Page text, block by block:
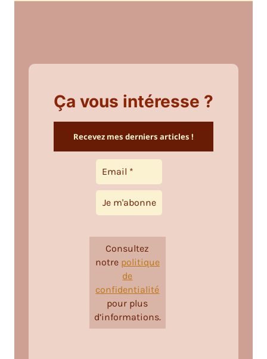
Ça vous intéresse ?
Recevez mes derniers articles !
Consultez
notre politique
de
confidentialité
pour plus
d’informations.